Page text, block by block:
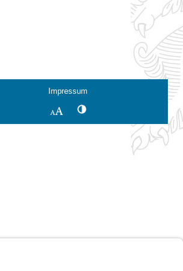
Impressum
SchriftgrößeKontrastwechsel